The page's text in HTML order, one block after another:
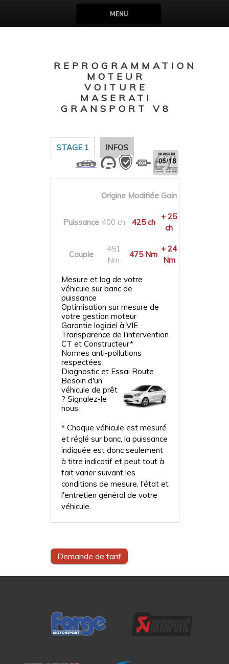
MENU
REPROGRAMMATION
MOTEUR
VOITURE
MASERATI
GRANSPORT V8
STAGE 1 INFOS
Origine Modifiée Gain
Puissance 400 ch 425 ch
+ 25
ch
Couple
451
Nm
475 Nm
+ 24
Nm
Mesure et log de votre
véhicule sur banc de
puissance
Optimisation sur mesure de
votre gestion moteur
Garantie logiciel à VIE
Transparence de l'intervention
CT et Constructeur*
Normes anti-pollutions
respectées
Diagnostic et Essai Route
Besoin d'un
véhicule de prêt
? Signalez-le
nous.
* Chaque véhicule est mesuré
et réglé sur banc, la puissance
indiquée est donc seulement
à titre indicatif et peut tout à
fait varier suivant les
conditions de mesure, l'état et
l'entretien général de votre
véhicule.
Demande de tarif